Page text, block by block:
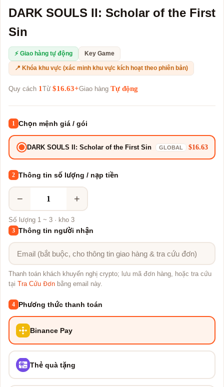
DARK SOULS II: Scholar of the First
Sin
⚡ Giao hàng tự động Key Game
📍 Khóa khu vực (xác minh khu vực kích hoạt theo phiên bản)
Quy cách 1 Từ $16.63+Giao hàng Tự động
1 Chọn mệnh giá / gói
DARK SOULS II: Scholar of the First Sin GLOBAL $16.63
2 Thông tin số lượng / nạp tiền
− +
Số lượng 1 ~ 3 · kho 3
3 Thông tin người nhận
Thanh toán khách khuyến nghị crypto; lưu mã đơn hàng, hoặc tra cứu
tại
Tra Cứu Đơn bằng email này.
4 Phương thức thanh toán
Binance Pay
Thẻ quà tặng